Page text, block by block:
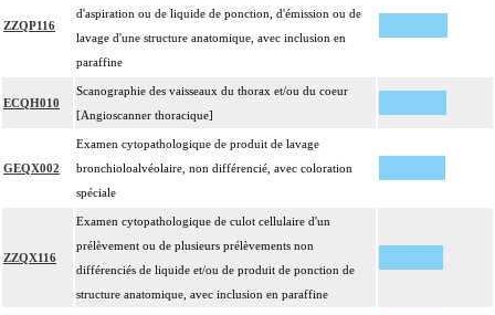
ZZQP116
d'aspiration ou de liquide de ponction, d'émission ou de
lavage d'une structure anatomique, avec inclusion en
paraffine
ECQH010
Scanographie des vaisseaux du thorax et/ou du coeur
[Angioscanner thoracique]
GEQX002
Examen cytopathologique de produit de lavage
bronchioloalvéolaire, non différencié, avec coloration
spéciale
ZZQX116
Examen cytopathologique de culot cellulaire d'un
prélèvement ou de plusieurs prélèvements non
différenciés de liquide et/ou de produit de ponction de
structure anatomique, avec inclusion en paraffine